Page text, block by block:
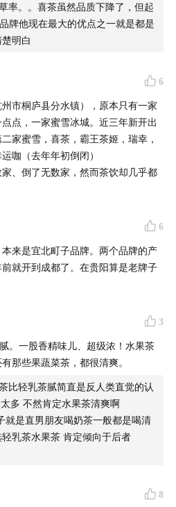
率。。喜茶虽然品质下降了，但起
牌他现在最大的优点之一就是都是
明白
6
市桐庐县分水镇），原本只有一家
点，一家蜜雪冰城。近三年新开出
家蜜雪，喜茶，霸王茶姬，瑞幸，
咖（去年年初倒闭）
、倒了无数家，然而茶饮却几乎都
6
来是宜北町子品牌。两个品牌的产
就开到成都了。在贵阳算是老牌子
3
。一股香精味儿、超级浓！水果茶
那些果蔬菜茶，都很清爽。
比轻乳茶腻简直是反人类直觉的认
多 不然肯定水果茶清爽啊
就是直男朋友喝奶茶一般都是喝清
乳茶水果茶 肯定倾向于后者
8